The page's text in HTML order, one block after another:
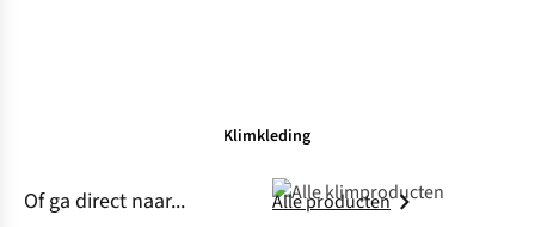
Klimkleding
Of ga direct naar... Alle producten